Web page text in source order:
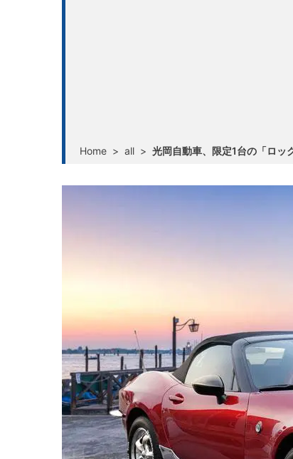
Home > all > 光岡自動車、限定1台の「ロッ